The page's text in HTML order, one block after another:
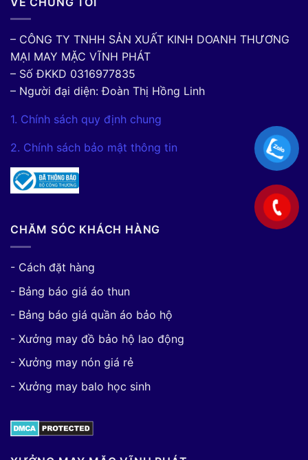
– CÔNG TY TNHH SẢN XUẤT KINH DOANH THƯƠNG
MẠI MAY MẶC VĨNH PHÁT
– Số ĐKKD 0316977835
– Người đại diện: Đoàn Thị Hồng Linh
1. Chính sách quy định chung
2. Chính sách bảo mật thông tin
CHĂM SÓC KHÁCH HÀNG
- Cách đặt hàng
- Bảng báo giá áo thun
- Bảng báo giá quần áo bảo hộ
- Xưởng may đồ bảo hộ lao động
- Xưởng may nón giá rẻ
- Xưởng may balo học sinh